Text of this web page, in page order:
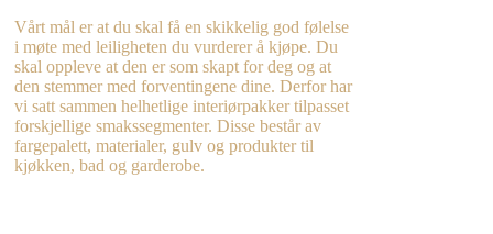
Vårt mål er at du skal få en skikkelig god følelse
i møte med leiligheten du vurderer å kjøpe. Du
skal oppleve at den er som skapt for deg og at
den stemmer med forventingene dine. Derfor har
vi satt sammen helhetlige interiørpakker tilpasset
forskjellige smakssegmenter. Disse består av
fargepalett, materialer, gulv og produkter til
kjøkken, bad og garderobe.